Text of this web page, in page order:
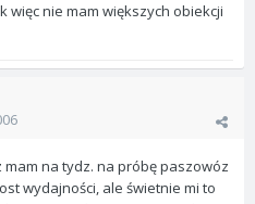
więc nie mam większych obiekcji
na tydz. na próbę paszowóz
wydajności, ale świetnie mi to